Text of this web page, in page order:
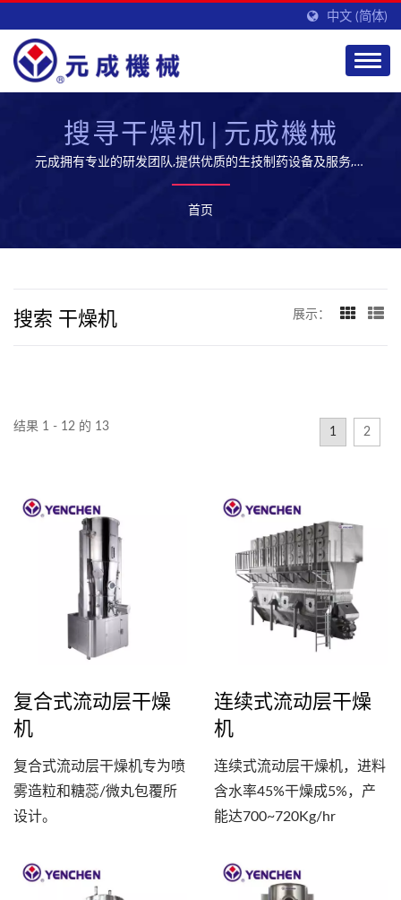
中文 (简体)
搜寻干燥机|元成機械
元成拥有专业的研发团队,提供优质的生技制药设备及服务,开
拓全球市场
首页
搜索 干燥机 展示：
结果 1 - 12 的 13 1 2
复合式流动层干燥
机
复合式流动层干燥机专为喷
雾造粒和糖蕊/微丸包覆所
设计。
连续式流动层干燥
机
连续式流动层干燥机，进料
含水率45%干燥成5%，产
能达700~720Kg/hr